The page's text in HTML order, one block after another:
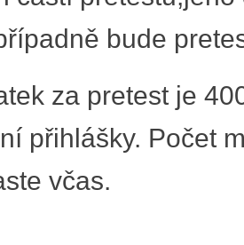
bude
za pretest je
přihlášky. Počet
včas.